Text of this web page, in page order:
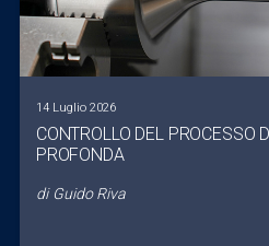
14 Luglio 2026
CONTROLLO DEL PROCESSO
PROFONDA
di Guido Riva